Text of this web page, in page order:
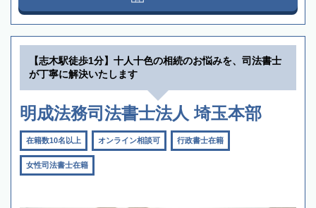
【志木駅徒歩1分】十人十色の相続のお悩みを、司法書士
が丁寧に解決いたします
明成法務司法書士法人 埼玉本部
在籍数10名以上 オンライン相談可 行政書士在籍
女性司法書士在籍